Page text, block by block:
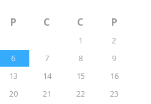
P C C P
1
2
6 7 8
9
13 14 15
16
20 21 22
23